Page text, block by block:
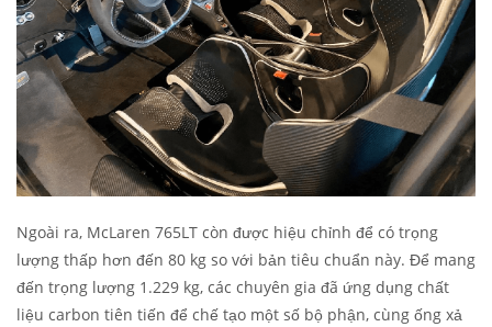
Ngoài ra, McLaren 765LT còn được hiệu chỉnh để có trọng
lượng thấp hơn đến 80 kg so với bản tiêu chuẩn này. Để mang
đến trọng lượng 1.229 kg, các chuyên gia đã ứng dụng chất
liệu carbon tiên tiến để chế tạo một số bộ phận, cùng ống xả